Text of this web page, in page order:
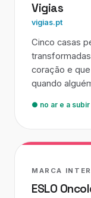
Vigias
vigias.pt
Cinco casas
coração e
quando
● no ar e a subir
MARCA
ESLO